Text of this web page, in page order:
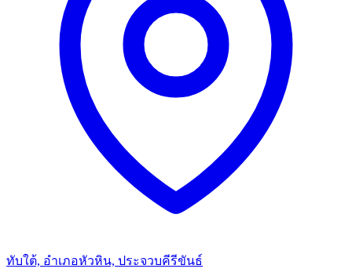
ทับใต้, อำเภอหัวหิน, ประจวบคีรีขันธ์